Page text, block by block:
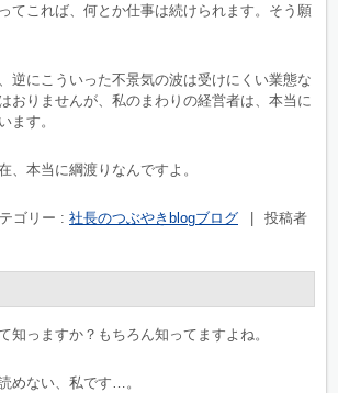
てこれば、何とか仕事は続けられます。そう願
逆にこういった不景気の波は受けにくい業態な
おりませんが、私のまわりの経営者は、本当に
ます。
、本当に綱渡りなんですよ。
ゴリー : 社長のつぶやきblogブログ
投稿者
知っますか？もちろん知ってますよね。
めない、私です…。